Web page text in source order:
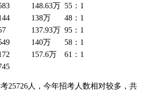
148.63万 55：1
138万
48：1
137.93万 95：1
140万
58：1
157.6万
61：1
25726人，今年招考人数相对较多，共